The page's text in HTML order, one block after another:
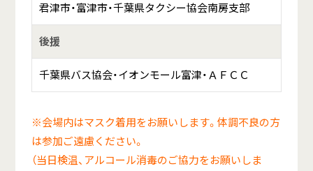
君津市・富津市・千葉県タクシー協会南房支部
後援
千葉県バス協会・イオンモール富津・ＡＦＣＣ
※会場内はマスク着用をお願いします。体調不良の方
は参加ご遠慮ください。
（当日検温、アルコール消毒のご協力をお願いしま